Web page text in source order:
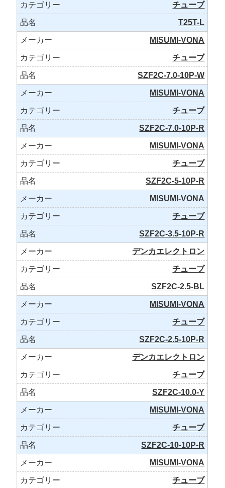
チューブ
T25T-L
MISUMI-VONA
チューブ
SZF2C-7.0-10P-W
MISUMI-VONA
チューブ
SZF2C-7.0-10P-R
MISUMI-VONA
チューブ
SZF2C-5-10P-R
MISUMI-VONA
チューブ
SZF2C-3.5-10P-R
デンカエレクトロン
チューブ
SZF2C-2.5-BL
MISUMI-VONA
チューブ
SZF2C-2.5-10P-R
デンカエレクトロン
チューブ
SZF2C-10.0-Y
MISUMI-VONA
チューブ
SZF2C-10-10P-R
MISUMI-VONA
チューブ